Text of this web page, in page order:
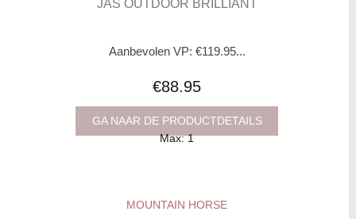
JAS OUTDOOR BRILLIANT
Aanbevolen VP: €119.95...
€88.95
GA NAAR DE PRODUCTDETAILS
Max: 1
MOUNTAIN HORSE